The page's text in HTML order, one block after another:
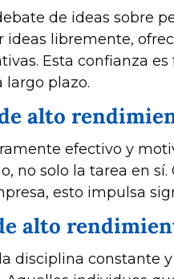
de ideas sobre
libremente,
Esta confianza
largo plazo.
alto
efectivo y
no solo la tarea en
esto impulsa
alto
disciplina constante